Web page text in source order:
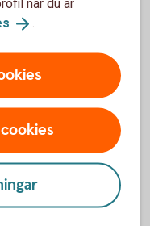
villkor (pdf)
BULL VOLVO X8
SW 2 - slutliga
villkor (pdf)
BULL VOLVO X8
SW 3 - slutliga
villkor (pdf)
när du är
.